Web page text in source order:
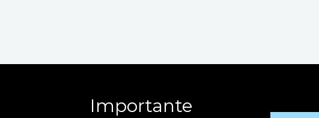
Importante